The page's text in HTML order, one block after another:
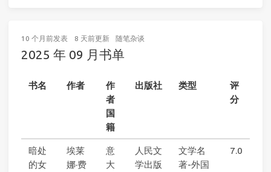
10 个月前发表 8 天前更新 随笔杂谈
2025 年 09 月书单
书名 作者
作
者
国
籍
出版社 类型
评
分
暗处
的女
埃莱
娜·费
意
大
人民文
学出版
文学名
著-外国
7.0